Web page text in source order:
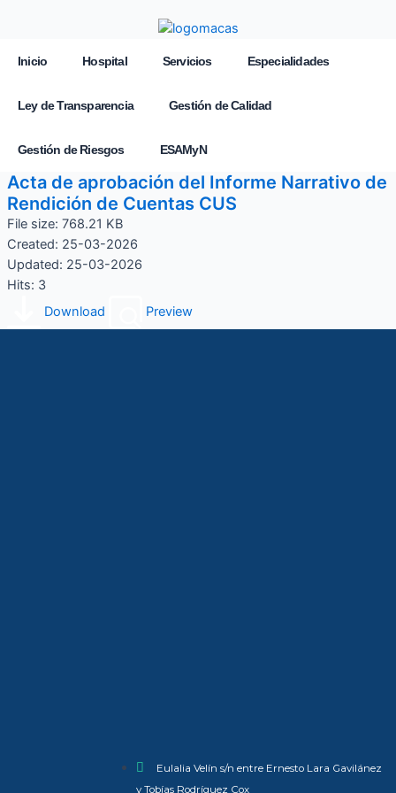
Inicio Hospital Servicios Especialidades
Ley de Transparencia Gestión de Calidad
Gestión de Riesgos ESAMyN
Acta de aprobación del Informe Narrativo de
Rendición de Cuentas CUS
File size: 768.21 KB
Created: 25-03-2026
Updated: 25-03-2026
Hits: 3
Download
Preview
Eulalia Velín s/n entre Ernesto Lara Gavilánez
y Tobías Rodríguez Cox